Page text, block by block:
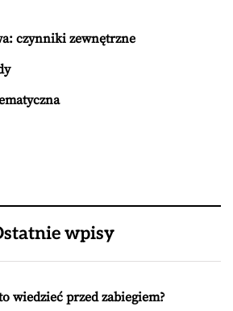
czynniki zewnętrzne
wpisy
wiedzieć przed zabiegiem?